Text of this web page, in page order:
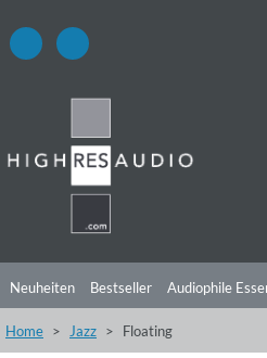
Neuheiten Bestseller Audiophile
Hörtipps Top Alben Angebote
Home Jazz Floating